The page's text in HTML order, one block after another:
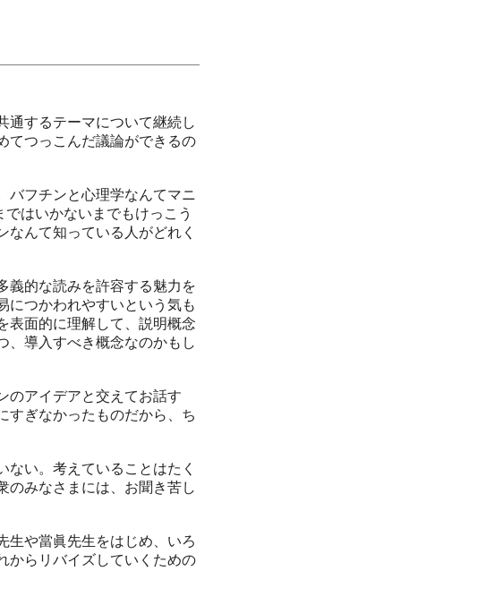
通するテーマについて継続し
てつっこんだ議論ができるの
バフチンと心理学なんてマニ
はいかないまでもけっこう
んて知っている人がどれく
義的な読みを許容する魅力を
につかわれやすいという気も
表面的に理解して、説明概念
、導入すべき概念なのかもし
のアイデアと交えてお話す
すぎなかったものだから、ち
い。考えていることはたく
のみなさまには、お聞き苦し
生や當眞先生をはじめ、いろ
からリバイズしていくための